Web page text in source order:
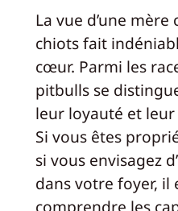
La vue d’une mère
chiots fait
cœur. Parmi les
pitbulls se
leur loyauté et
Si vous êtes
si vous envisagez
dans votre foyer, il